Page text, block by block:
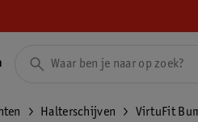
Halterschijven VirtuFit